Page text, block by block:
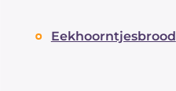
Eekhoorntjesbrood